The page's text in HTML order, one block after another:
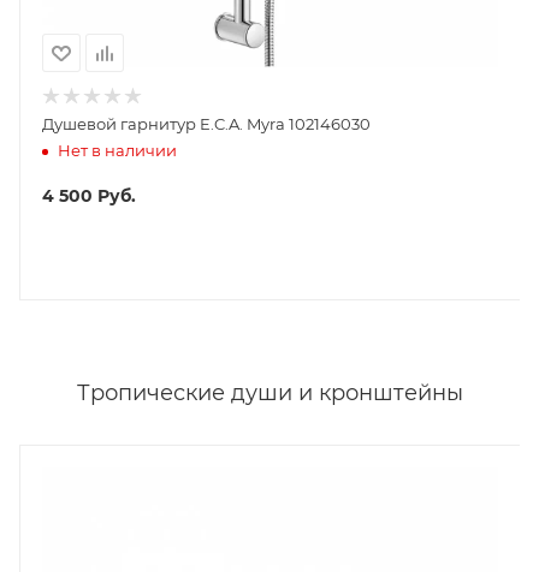
Душевой гарнитур E.C.A. Myra 102146030
Нет в наличии
4 500 Руб.
Тропические души и кронштейны